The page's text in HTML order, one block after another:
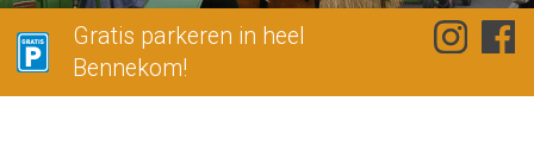
Gratis parkeren in heel
Bennekom!